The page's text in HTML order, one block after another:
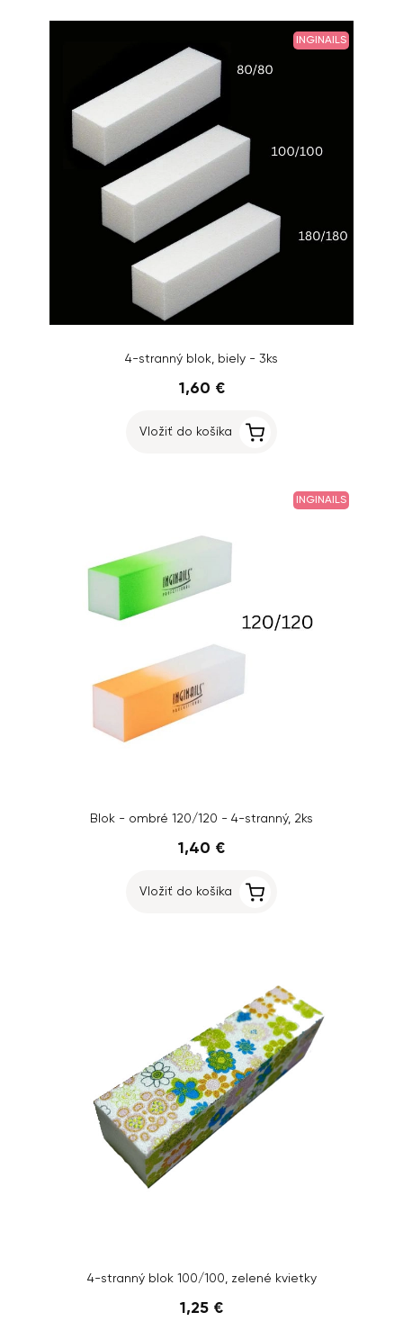
INGINAILS
4-stranný blok, biely - 3ks
1,60 €
Vložiť do košíka
INGINAILS
Blok - ombré 120/120 - 4-stranný, 2ks
1,40 €
Vložiť do košíka
4-stranný blok 100/100, zelené kvietky
1,25 €